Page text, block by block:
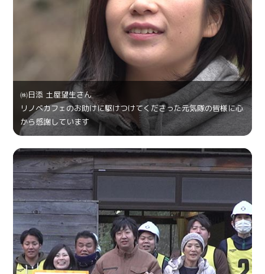
㈱日添 土屋望生さん
リノベカフェのお助けに駆けつけてくださった元気隊の皆様に心
から感謝しています